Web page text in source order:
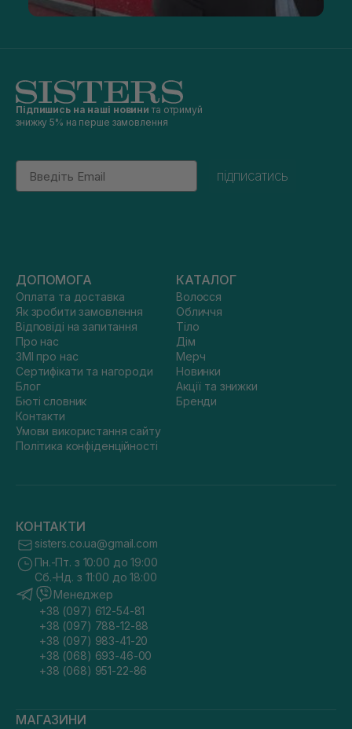
Підпишись на наші новини та отримуй
знижку 5% на перше замовлення
Email
підписатись
ДОПОМОГА
Оплата та доставка
Як зробити замовлення
Відповіді на запитання
Про нас
ЗМІ про нас
Сертифікати та нагороди
Блог
Бюті словник
Контакти
Умови використання сайту
Політика конфіденційності
КАТАЛОГ
Волосся
Обличчя
Тіло
Дім
Мерч
Новинки
Акції та знижки
Бренди
КОНТАКТИ
sisters.co.ua@gmail.com
Пн.-Пт. з 10:00 до 19:00
Сб.-Нд. з 11:00 до 18:00
Менеджер
+38 (097) 612-54-81
+38 (097) 788-12-88
+38 (097) 983-41-20
+38 (068) 693-46-00
+38 (068) 951-22-86
МАГАЗИНИ